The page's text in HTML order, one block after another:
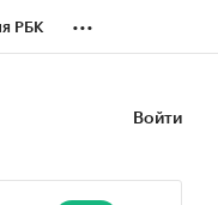
РБК ...
Войти